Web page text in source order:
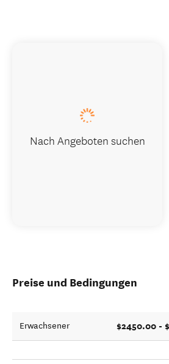
Preise und Bedingungen
Erwachsener $2450.00 -
Nach Angeboten suchen